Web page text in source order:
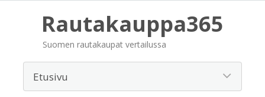
Rautakauppa365
Suomen rautakaupat vertailussa